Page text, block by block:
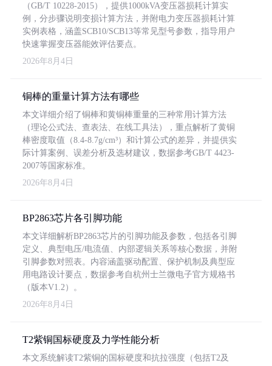
（GB/T 10228-2015），提供1000kVA变压器损耗计算实
例，分步骤说明变损计算方法，并附电力变压器损耗计算
实例表格，涵盖SCB10/SCB13等常见型号参数，指导用户
快速掌握变压器能效评估要点。
2026年8月4日
铜棒的重量计算方法有哪些
本文详细介绍了铜棒和黄铜棒重量的三种常用计算方法
（理论公式法、查表法、在线工具法），重点解析了黄铜
棒密度取值（8.4-8.7g/cm³）和计算公式的差异，并提供实
际计算案例、误差分析及选材建议，数据参考GB/T 4423-
2007等国家标准。
2026年8月4日
BP2863芯片各引脚功能
本文详细解析BP2863芯片的引脚功能及参数，包括各引脚
定义、典型电压/电流值、内部逻辑关系等核心数据，并附
引脚参数对照表。内容涵盖驱动配置、保护机制及典型应
用电路设计要点，数据参考自杭州士兰微电子官方规格书
（版本V1.2）。
2026年8月4日
T2紫铜国标硬度及力学性能分析
本文系统解读T2紫铜的国标硬度和抗拉强度（包括T2及